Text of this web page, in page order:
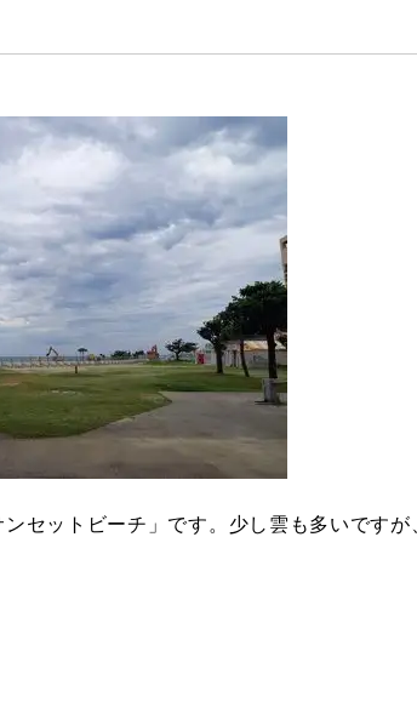
ットビーチ」です。少し雲も多いですが